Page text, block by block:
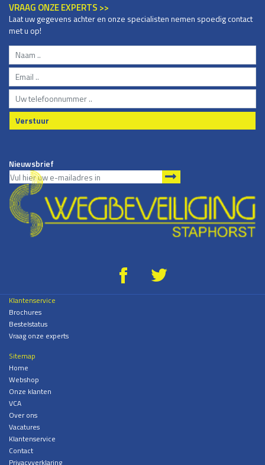
VRAAG ONZE EXPERTS >>
Laat uw gegevens achter en onze specialisten nemen spoedig contact
met u op!
Verstuur
Nieuwsbrief
g *
Klantenservice
Brochures
Bestelstatus
Vraag onze experts
Sitemap
Home
Webshop
Onze klanten
VCA
Over ons
Vacatures
Klantenservice
Contact
Privacyverklaring